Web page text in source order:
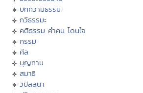
บทความธรรมะ
กวีธรรมะ
คติธรรม คำคม โดนใจ
กรรม
ศีล
บุญทาน
สมาธิ
วิปัสสนา